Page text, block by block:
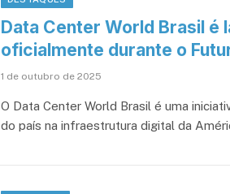
Data Center World Brasil é
oficialmente durante o
1 de outubro de 2025
O Data Center World Brasil é uma
do país na infraestrutura digital da